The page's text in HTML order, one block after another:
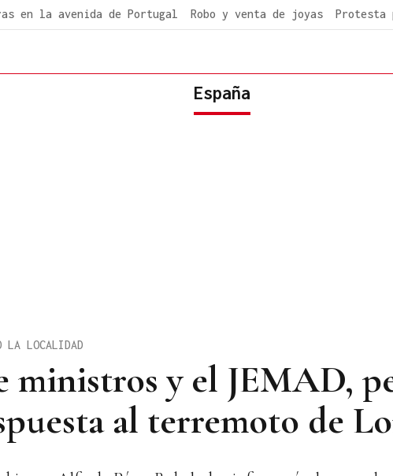
en la avenida de Portugal Robo y venta de joyas
España
ministros y el JEMAD,
al terremoto de
LA LOCALIDAD